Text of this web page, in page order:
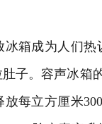
成为人们热
子。容声冰箱
每立方厘米